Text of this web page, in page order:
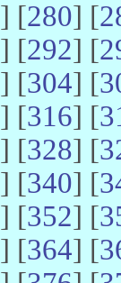
] [280] [
] [292] [
] [304] [
] [316] [
] [328] [
] [340] [
] [352] [
] [364] [